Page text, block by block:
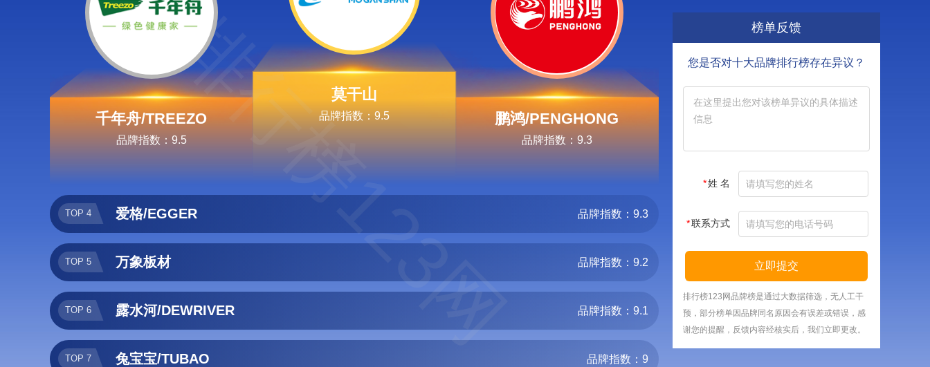
千年舟/TREEZO
品牌指数：9.5
莫干山
品牌指数：9.5 鹏鸿/PENGHONG
品牌指数：9.3
TOP 4 爱格/EGGER 品牌指数：9.3
TOP 5 万象板材 品牌指数：9.2
TOP 6 露水河/DEWRIVER 品牌指数：9.1
TOP 7 兔宝宝/TUBAO 品牌指数：9
排行榜123网 榜单反馈
您是否对十大品牌排行榜存在异议？
*姓 名
*联系方式
立即提交
排行榜123网品牌榜是通过大数据筛选，无人工干
预，部分榜单因品牌同名原因会有误差或错误，感
谢您的提醒，反馈内容经核实后，我们立即更改。